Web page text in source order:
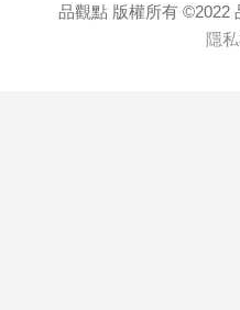
品觀點 版權所有 ©2022
隱